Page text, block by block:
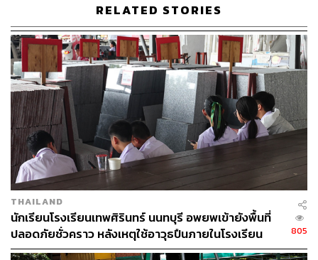
ตำแหน่งรถ BMA Feeder ได้แบบเรียลไทม์ ผ่านแอปพลิเคชัน
ViaBus โดยเลือกหมวด BMA Feeder
ผู้ว่าฯ ชัชชาติ ได้กล่าวสรุปในตอนท้ายว่า กทม. ยังคงติดตาม
และปรับปรุงการจราจรตามสถานการณ์และข้อมูลที่เก็บได้
ในแต่ละวัน พร้อมขออภัยในความไม่สะดวก และยืนยันว่าจะ
ระดมทุกสรรพกำลังเพื่อแก้ไขปัญหาการจราจรให้ดียิ่งขึ้นไป
อีก แม้ในวันนี้จะดีกว่าเมื่อวานแล้วก็ตาม
TAGS: ผู้ว่าฯ กทม.
ผู้ว่าราชการกรุงเทพมหานคร
วิศณุ ทรัพย์สมพล
BMA Feeder
ชัชชาติ สิทธิพันธุ์
กรุงเทพมหานคร
การจราจร
โรงเรียน
RELATED STORIES
THAILAND
นักเรียนโรงเรียนเทพศิรินทร์ นนทบุรี อพยพเข้ายังพื้นที่
ปลอดภัยชั่วคราว หลังเหตุใช้อาวุธปืนภายในโรงเรียน
คลี่คลาย
805